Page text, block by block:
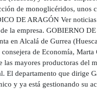
de monoglicéridos, unos
DE ARAGÓN Ver
la empresa. GOBIERNO
en Alcalá de Gurrea
de Economía, Marta
mayores productoras del
El departamento que dirige
y ya está gestionando su